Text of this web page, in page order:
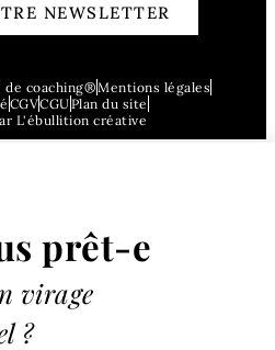
NEWSLETTER
de coaching®Mentions légales
CGVCGUPlan du site
L'ébullition créative
prêt-e
virage
?